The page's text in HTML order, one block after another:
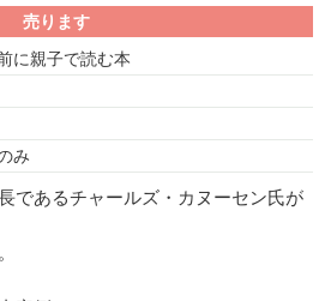
売ります
に親子で読む本
み
であるチャールズ・カヌーセン氏が